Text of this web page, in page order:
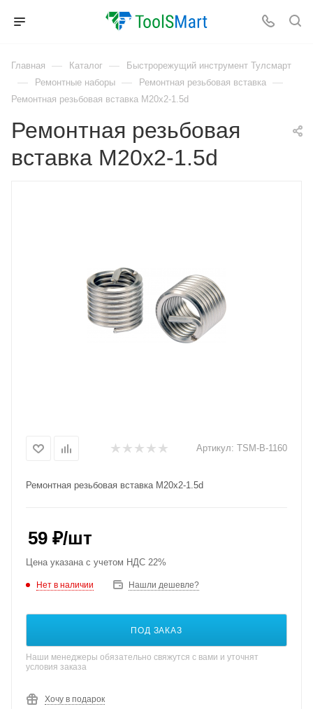
Главная — Каталог — Быстрорежущий инструмент Тулсмарт
— Ремонтные наборы — Ремонтная резьбовая вставка —
Ремонтная резьбовая вставка M20x2-1.5d
Ремонтная резьбовая
вставка M20x2-1.5d
Артикул: TSM-B-1160
Ремонтная резьбовая вставка M20x2-1.5d
59 ₽/шт
Цена указана с учетом НДС 22%
Нет в наличии Нашли дешевле?
ПОД ЗАКАЗ
Наши менеджеры обязательно свяжутся с вами и уточнят
условия заказа
Хочу в подарок